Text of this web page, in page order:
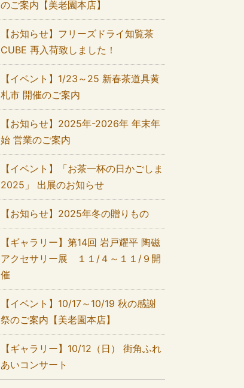
のご案内【美老園本店】
【お知らせ】フリーズドライ知覧茶
CUBE 再入荷致しました！
【イベント】1/23～25 新春茶道具黄
札市 開催のご案内
【お知らせ】2025年-2026年 年末年
始 営業のご案内
【イベント】「お茶一杯の日かごしま
2025」 出展のお知らせ
【お知らせ】2025年冬の贈りもの
【ギャラリー】第14回 岩戸耀平 陶磁
アクセサリー展 １１/４～１１/９開
催
【イベント】10/17～10/19 秋の感謝
祭のご案内【美老園本店】
【ギャラリー】10/12（日） 街角ふれ
あいコンサート